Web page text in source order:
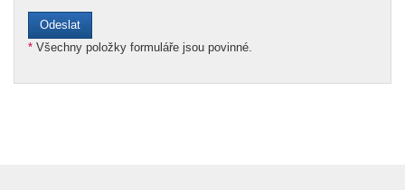
* Všechny položky formuláře jsou povinné.